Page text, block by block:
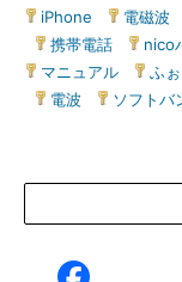
iPhone 電磁波
携帯電話 nico
マニュアル
ふ
電波 ソフトバ